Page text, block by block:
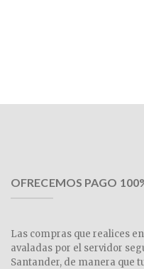
OFRECEMOS PAGO
Las compras que realices
avaladas por el servidor
Santander, de manera que